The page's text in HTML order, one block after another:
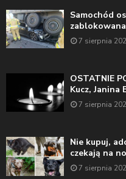
Samochód
7 sierpnia
OSTATNIE
Kucz, Janina
7 sierpnia
Nie kupuj,
czekają na
7 sierpnia